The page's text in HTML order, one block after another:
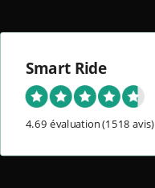
Smart Ride
4.69 évaluation(1518 avis)